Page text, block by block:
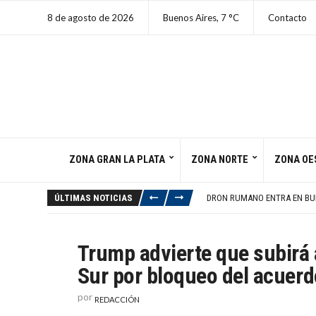
8 de agosto de 2026 Buenos Aires, 7 C Contacto
ZONA GRAN LA PLATA ZONA NORTE ZONA
ÚLTIMAS NOTICIAS
DRON RUMANO ENTRA EN
INVESTIDURA DE ABELARDO
FELIPE VI Y MILEI COINCIDEN
Trump advierte que subirá
Sur por bloqueo del
por REDACCIÓN